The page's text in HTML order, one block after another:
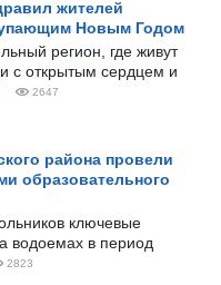
жителей
Новым Годом
регион, где живут
с открытым сердцем и
2647
района провели
образовательного
ключевые
водоемах в период
2823